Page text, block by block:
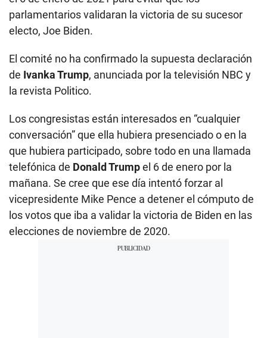
parlamentarios validaran la victoria de su sucesor
electo, Joe Biden.
El comité no ha confirmado la supuesta declaración
de Ivanka Trump, anunciada por la televisión NBC y
la revista Politico.
Los congresistas están interesados en “cualquier
conversación” que ella hubiera presenciado o en la
que hubiera participado, sobre todo en una llamada
telefónica de Donald Trumpel 6 de enero por la
mañana. Se cree que ese día intentó forzar al
vicepresidente Mike Pence a detener el cómputo de
los votos que iba a validar la victoria de Biden en las
elecciones de noviembre de 2020.